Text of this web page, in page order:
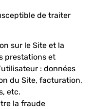
de traiter
sur le Site et la
prestations et
: données
du Site, facturation,
etc.
la fraude